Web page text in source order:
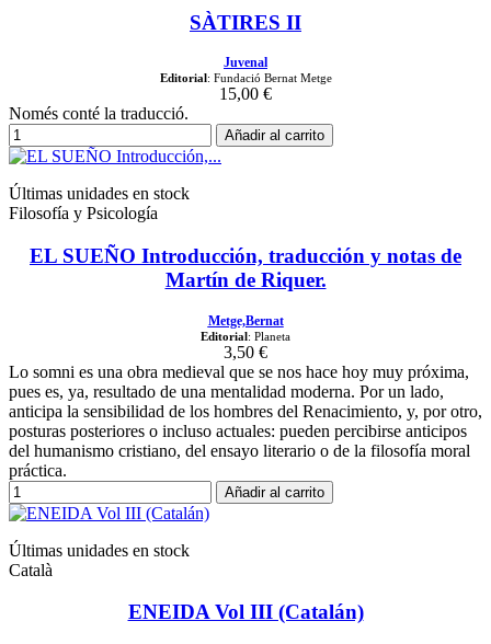
SÀTIRES II
Juvenal
Editorial : Fundació Bernat Metge
15,00 €
Només conté la traducció.
Añadir al carrito
Últimas unidades en stock
Filosofía y Psicología
EL SUEÑO Introducción, traducción y notas de
Martín de Riquer.
Metge,Bernat
Editorial: Planeta
3,50 €
Lo somni es una obra medieval que se nos hace hoy muy próxima,
pues es, ya, resultado de una mentalidad moderna. Por un lado,
anticipa la sensibilidad de los hombres del Renacimiento, y, por otro,
posturas posteriores o incluso actuales: pueden percibirse anticipos
del humanismo cristiano, del ensayo literario o de la filosofía moral
práctica.
Añadir al carrito
Últimas unidades en stock
Català
ENEIDA Vol III (Catalán)